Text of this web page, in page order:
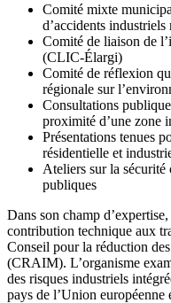
Comité mixte
d’accidents
Comité de liaison de
(CLIC-Élargi)
Comité de réflexion
régionale sur
Consultations
proximité d’une zone
Présentations tenues
résidentielle et
Ateliers sur la
publiques
Dans son champ
contribution technique aux
Conseil pour la réduction
(CRAIM). L’organisme
des risques industriels
pays de l’Union